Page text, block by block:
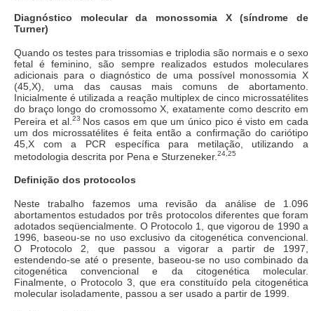
Diagnóstico molecular da monossomia X (síndrome de
Turner)
Quando os testes para trissomias e triplodia são normais e o sexo
fetal é feminino, são sempre realizados estudos moleculares
adicionais para o diagnóstico de uma possível monossomia X
(45,X), uma das causas mais comuns de abortamento.
Inicialmente é utilizada a reação multiplex de cinco microssatélites
do braço longo do cromossomo X, exatamente como descrito em
Pereira et al. 23 Nos casos em que um único pico é visto em cada
um dos microssatélites é feita então a confirmação do cariótipo
45,X com a PCR específica para metilação, utilizando a
metodologia descrita por Pena e Sturzeneker. 24,25
Definição dos protocolos
Neste trabalho fazemos uma revisão da análise de 1.096
abortamentos estudados por três protocolos diferentes que foram
adotados seqüencialmente. O Protocolo 1, que vigorou de 1990 a
1996, baseou-se no uso exclusivo da citogenética convencional.
O Protocolo 2, que passou a vigorar a partir de 1997,
estendendo-se até o presente, baseou-se no uso combinado da
citogenética convencional e da citogenética molecular.
Finalmente, o Protocolo 3, que era constituído pela citogenética
molecular isoladamente, passou a ser usado a partir de 1999.